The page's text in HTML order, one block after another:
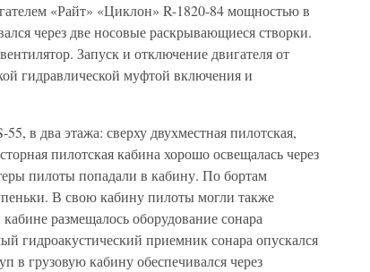
«Райт» «Циклон» R-1820-84 мощностью в
через две носовые раскрывающиеся створки.
Запуск и отключение двигателя от
гидравлической муфтой включения и
в два этажа: сверху двухместная пилотская,
пилотская кабина хорошо освещалась через
пилоты попадали в кабину. По бортам
В свою кабину пилоты могли также
размещалось оборудование сонара
гидроакустический приемник сонара опускался
в грузовую кабину обеспечивался через